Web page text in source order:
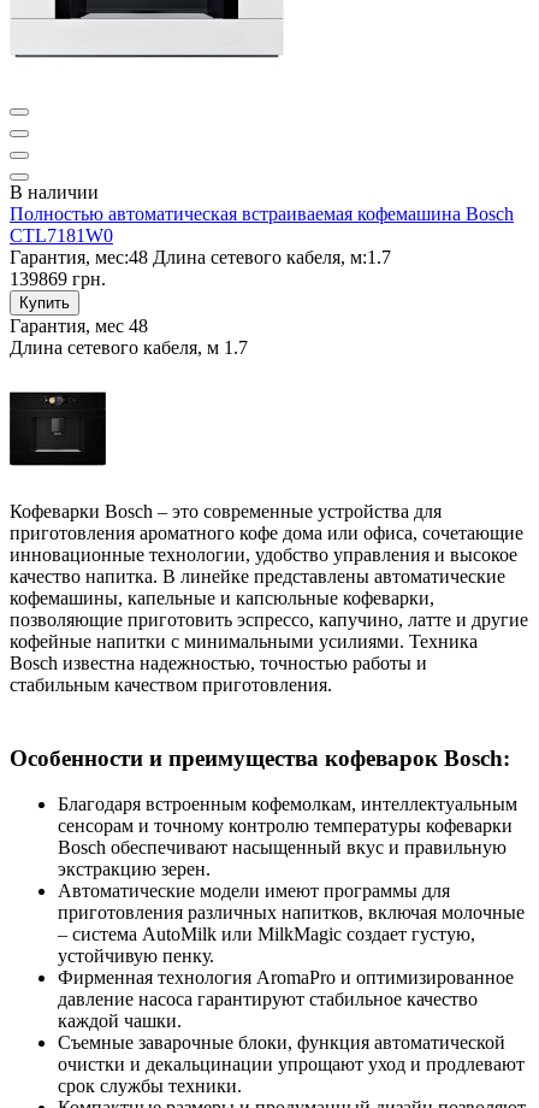
В наличии
Полностью автоматическая встраиваемая кофемашина Bosch
CTL7181W0
Гарантия, мес:48 Длина сетевого кабеля, м:1.7
139869 грн.
Купить
Гарантия, мес 48
Длина сетевого кабеля, м 1.7
Кофеварки Bosch – это современные устройства для
приготовления ароматного кофе дома или офиса, сочетающие
инновационные технологии, удобство управления и высокое
качество напитка. В линейке представлены автоматические
кофемашины, капельные и капсюльные кофеварки,
позволяющие приготовить эспрессо, капучино, латте и другие
кофейные напитки с минимальными усилиями. Техника
Bosch известна надежностью, точностью работы и
стабильным качеством приготовления.
Особенности и преимущества кофеварок Bosch:
Благодаря встроенным кофемолкам, интеллектуальным
сенсорам и точному контролю температуры кофеварки
Bosch обеспечивают насыщенный вкус и правильную
экстракцию зерен.
Автоматические модели имеют программы для
приготовления различных напитков, включая молочные
– система AutoMilk или MilkMagic создает густую,
устойчивую пенку.
Фирменная технология AromaPro и оптимизированное
давление насоса гарантируют стабильное качество
каждой чашки.
Съемные заварочные блоки, функция автоматической
очистки и декальцинации упрощают уход и продлевают
срок службы техники.